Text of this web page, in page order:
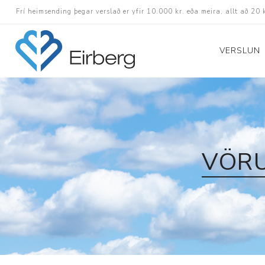
Frí heimsending þegar verslað er yfir 10.000 kr. eða meira, allt að 20
VERSLUN
Skór
Götuskór
Hlaupaskór
Utanvega- og
Barnaskór
Eldri skór á afslætti